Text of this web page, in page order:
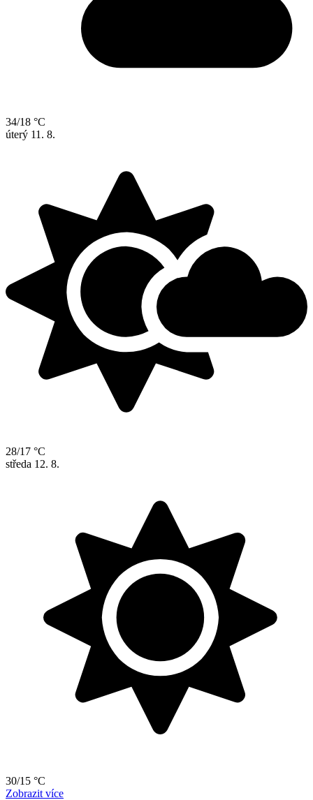
34/18 °C
úterý 11. 8.
28/17 °C
středa 12. 8.
30/15 °C
Zobrazit více